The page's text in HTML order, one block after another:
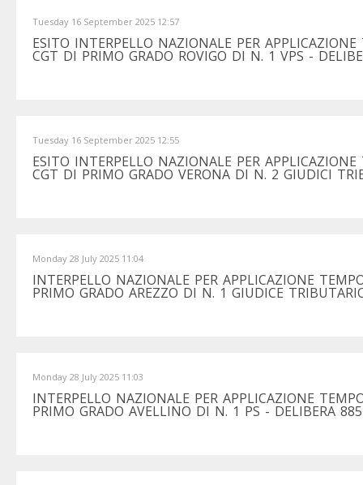
Tuesday 16 September 2025 12:57
ESITO INTERPELLO NAZIONALE PER
CGT DI PRIMO GRADO ROVIGO DI N. 1 VPS -
Tuesday 16 September 2025 12:55
ESITO INTERPELLO NAZIONALE PER
CGT DI PRIMO GRADO VERONA DI N. 2 GIUDICI
Monday 28 July 2025 11:04
INTERPELLO NAZIONALE PER APPLICAZIONE
PRIMO GRADO AREZZO DI N. 1 GIUDICE
Monday 28 July 2025 11:03
INTERPELLO NAZIONALE PER APPLICAZIONE
PRIMO GRADO AVELLINO DI N. 1 PS - DELIBERA 885